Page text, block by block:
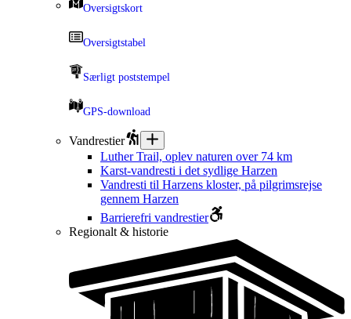
Oversigtskort
Oversigtstabel
Særligt poststempel
GPS-download
Vandrestier
Luther Trail, oplev naturen over 74 km
Karst-vandresti i det sydlige Harzen
Vandresti til Harzens kloster, på pilgrimsrejse
gennem Harzen
Barrierefri vandrestier
Regionalt & historie